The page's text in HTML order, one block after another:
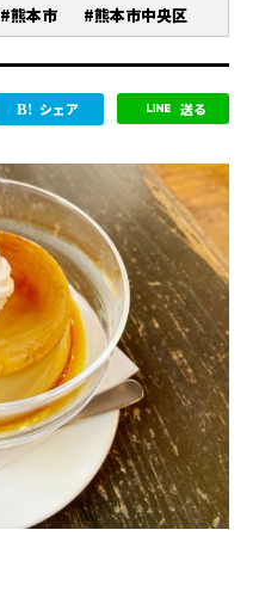
#熊本市 #熊本市中央区
シェア 送る